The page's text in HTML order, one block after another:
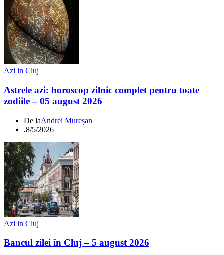
Azi in Cluj
Astrele azi: horoscop zilnic complet pentru toate
zodiile – 05 august 2026
De laAndrei Mureșan
.8/5/2026
Azi in Cluj
Bancul zilei în Cluj – 5 august 2026